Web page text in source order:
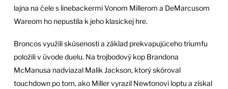
lajna na čele s linebackermi Vonom Millerom a DeMarcusom
Wareom ho nepustila k jeho klasickej hre.
Broncos využili skúsenosti a základ prekvapujúceho triumfu
položili v úvode duelu. Na trojbodový kop Brandona
McManusa nadviazal Malik Jackson, ktorý skóroval
touchdown po tom, ako Miller vyrazil Newtonovi loptu a získal